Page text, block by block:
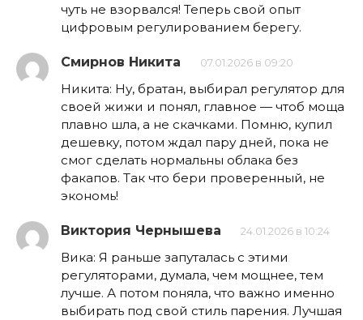
чуть не взорвался! Теперь свой опыт
цифровым регулированием берегу.
Смирнов Никита 07.01.2026 в 09:20
Никита: Ну, братан, выбирал регулятор для
своей жижи и понял, главное — чтоб моща
плавно шла, а не скачками. Помню, купил
дешевку, потом ждал пару дней, пока не
смог сделать нормальны облака без
факапов. Так что бери проверенный, не
экономь!
Виктория Чернышева 24.01.2026 в 10:24
Вика: Я раньше запуталась с этими
регуляторами, думала, чем мощнее, тем
лучше. А потом понялa, что важно именно
выбирать под свой стиль парения. Лучшая